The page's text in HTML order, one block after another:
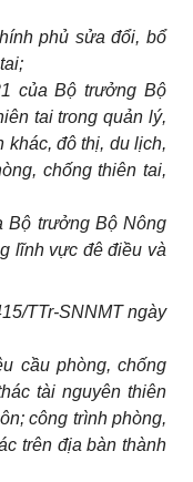
phủ sửa đổi, bổ
của Bộ trưởng Bộ
tai trong quản lý,
khác, đô thị, du lịch,
chống thiên tai,
Bộ trưởng Bộ Nông
lĩnh vực đê điều và
TTr-SNNMT ngày
cầu phòng, chống
tài nguyên thiên
công trình phòng,
trên địa bàn thành